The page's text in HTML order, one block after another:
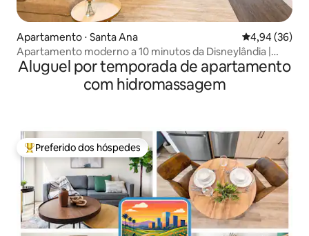
Apartamento ⋅ Santa Ana 4,94 de uma
4,94 (36)
Apartamento moderno a 10 minutos da Disneylândia |
Piscina e academia
Aluguel por temporada de apartamento
com hidromassagem
Entre os melhores preferidos dos hóspedes
Preferido dos hóspedes